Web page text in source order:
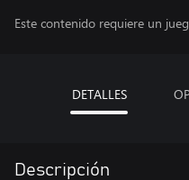
Este contenido requiere un
DETALLES
Descripción